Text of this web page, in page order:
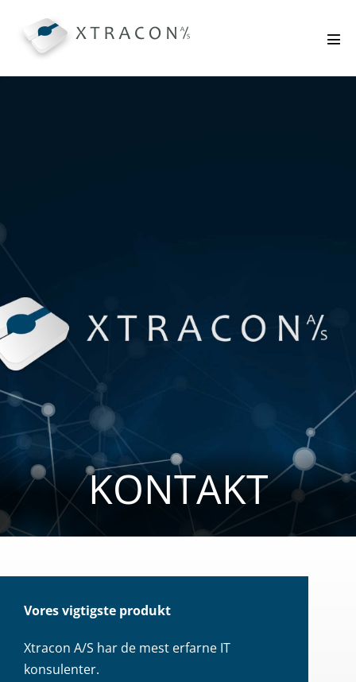
KONTAKT
Vores vigtigste produkt
Xtracon A/S har de mest erfarne IT
konsulenter.